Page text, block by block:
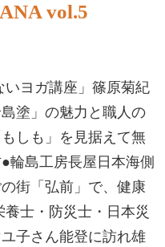
vol.5
ヨガ講座」篠原菊紀
塗」の魅力と職人の
しも」を見据えて無
輪島工房長屋日本海側
街「弘前」で、健康
士・防災士・日本災
子さん能登に訪れ雄